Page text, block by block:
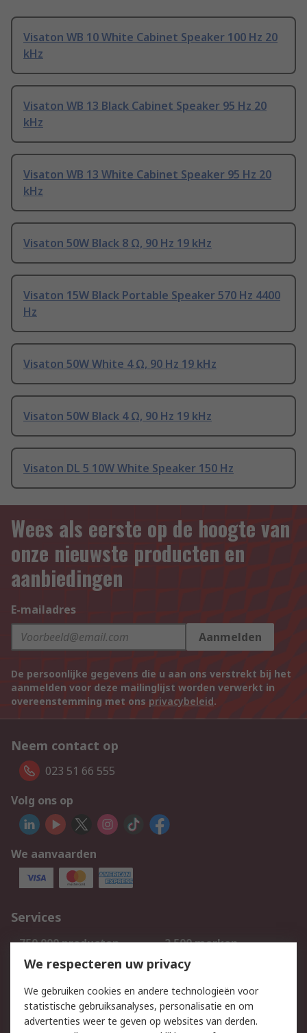
Visaton WB 10 White Cabinet Speaker 100 Hz 20
kHz
Visaton WB 13 Black Cabinet Speaker 95 Hz 20
kHz
Visaton WB 13 White Cabinet Speaker 95 Hz 20
kHz
Visaton 50W Black 8 Ω, 90 Hz 19 kHz
Visaton 15W Black Portable Speaker 570 Hz 4400
Hz
Visaton 50W White 4 Ω, 90 Hz 19 kHz
Visaton 50W Black 4 Ω, 90 Hz 19 kHz
Visaton DL 5 10W White Speaker 150 Hz
Wees als eerste op de hoogte van
onze nieuwste producten en
aanbiedingen
E-mailadres
Aanmelden
De persoonlijke gegevens die u aan ons verstrekt bij het
aanmelden voor deze mailinglijst worden verwerkt in
overeenstemming met ons privacybeleid.
Neem contact op
023 51 66 555
Volg ons op
We aanvaarden
Services
750.000 producten
2.500 merken
Bestellen
Inkoopoplossingen
Track & Trace
We respecteren uw privacy
We gebruiken cookies en andere technologieën voor
statistische gebruiksanalyses, personalisatie en om
advertenties weer te geven op websites van derden.